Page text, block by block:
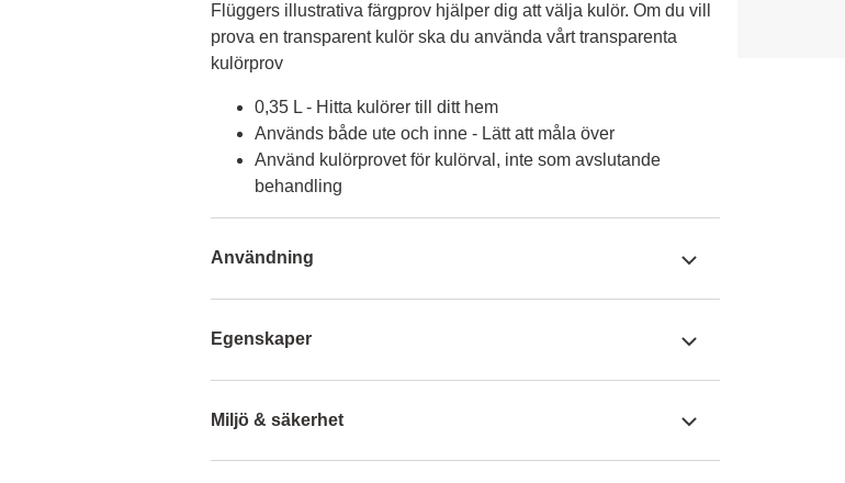
Flüggers illustrativa färgprov hjälper dig att välja kulör. Om du vill
prova en transparent kulör ska du använda vårt transparenta
kulörprov
0,35 L - Hitta kulörer till ditt hem
Används både ute och inne - Lätt att måla över
Använd kulörprovet för kulörval, inte som avslutande
behandling
Användning
Egenskaper
Miljö & säkerhet